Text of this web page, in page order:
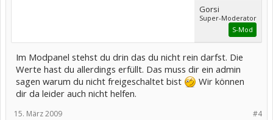
Gorsi
Super-Moderator
S-Mod
Im Modpanel stehst du drin das du nicht rein darfst. Die
Werte hast du allerdings erfüllt. Das muss dir ein admin
sagen warum du nicht freigeschaltet bist
Wir können
dir da leider auch nicht helfen.
#4
15. März 2009